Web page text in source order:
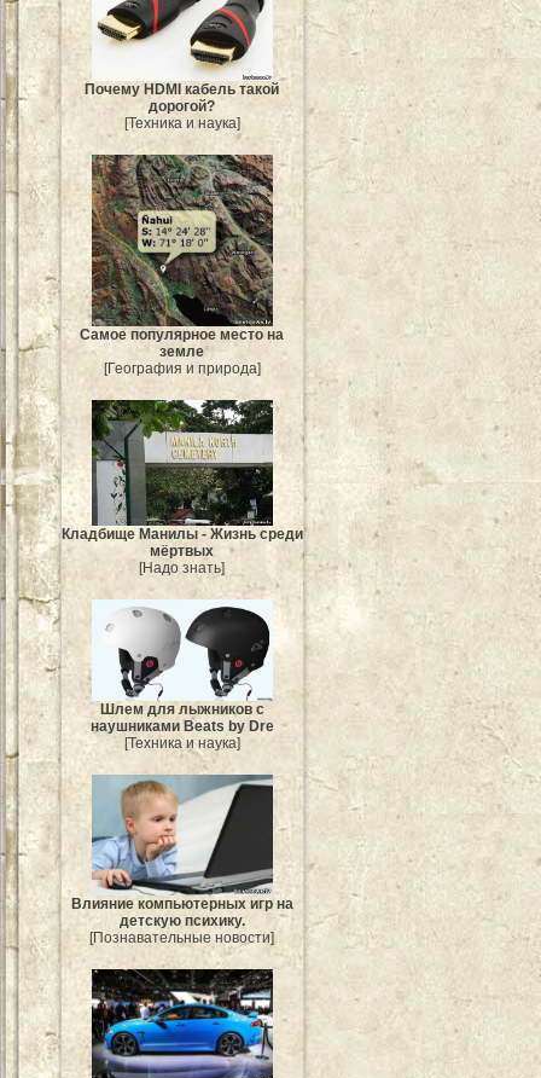
Почему HDMI кабель такой
дорогой?
[Техника и наука]
Самое популярное место на
земле
[География и природа]
Кладбище Манилы - Жизнь среди
мёртвых
[Надо знать]
Шлем для лыжников с
наушниками Beats by Dre
[Техника и наука]
Влияние компьютерных игр на
детскую психику.
[Познавательные новости]